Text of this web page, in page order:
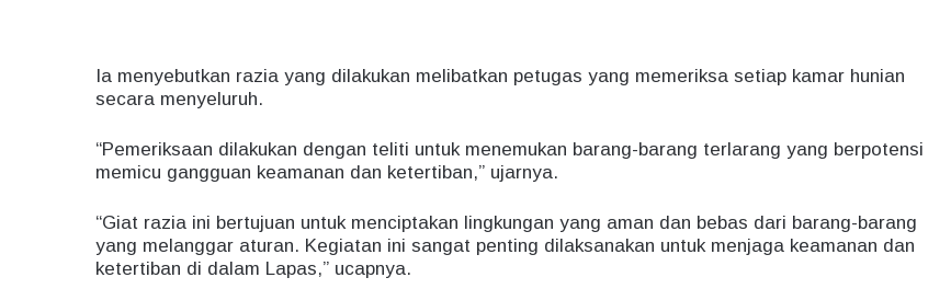
Ia menyebutkan razia yang dilakukan melibatkan petugas yang memeriksa setiap kamar hunian
secara menyeluruh.
“Pemeriksaan dilakukan dengan teliti untuk menemukan barang-barang terlarang yang berpotensi
memicu gangguan keamanan dan ketertiban,” ujarnya.
“Giat razia ini bertujuan untuk menciptakan lingkungan yang aman dan bebas dari barang-barang
yang melanggar aturan. Kegiatan ini sangat penting dilaksanakan untuk menjaga keamanan dan
ketertiban di dalam Lapas,” ucapnya.